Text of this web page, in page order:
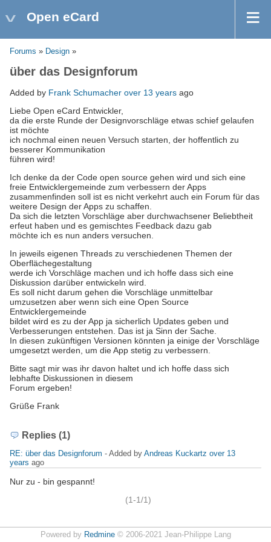
Open eCard
Forums » Design »
über das Designforum
Added by Frank Schumacher over 13 years ago
Liebe Open eCard Entwickler,
da die erste Runde der Designvorschläge etwas schief gelaufen
ist möchte
ich nochmal einen neuen Versuch starten, der hoffentlich zu
besserer Kommunikation
führen wird!
Ich denke da der Code open source gehen wird und sich eine
freie Entwicklergemeinde zum verbessern der Apps
zusammenfinden soll ist es nicht verkehrt auch ein Forum für das
weitere Design der Apps zu schaffen.
Da sich die letzten Vorschläge aber durchwachsener Beliebtheit
erfeut haben und es gemischtes Feedback dazu gab
möchte ich es nun anders versuchen.
In jeweils eigenen Threads zu verschiedenen Themen der
Oberflächegestaltung
werde ich Vorschläge machen und ich hoffe dass sich eine
Diskussion darüber entwickeln wird.
Es soll nicht darum gehen die Vorschläge unmittelbar
umzusetzen aber wenn sich eine Open Source
Entwicklergemeinde
bildet wird es zu der App ja sicherlich Updates geben und
Verbesserungen entstehen. Das ist ja Sinn der Sache.
In diesen zukünftigen Versionen könnten ja einige der Vorschläge
umgesetzt werden, um die App stetig zu verbessern.
Bitte sagt mir was ihr davon haltet und ich hoffe dass sich
lebhafte Diskussionen in diesem
Forum ergeben!
Grüße Frank
Replies (1)
RE: über das Designforum - Added by Andreas Kuckartz over 13
years ago
Nur zu - bin gespannt!
(1-1/1)
Powered by Redmine© 2006-2021 Jean-Philippe Lang